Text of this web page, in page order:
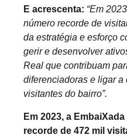
E acrescenta: “Em
número recorde de
da estratégia e esforço
gerir e desenvolver
Real que contribuam
diferenciadoras e ligar
visitantes do bairro”.
Em 2023, a
recorde de 472 mil